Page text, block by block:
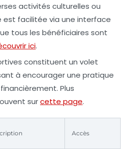
activités culturelles ou
est facilitée via une interface
tous les bénéficiaires sont
ici.
constituent un volet
à encourager une pratique
Plus
surcette page.
Accès